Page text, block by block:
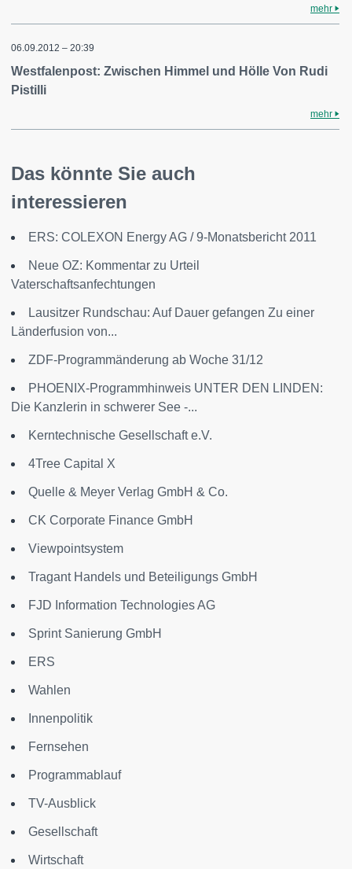
mehr
06.09.2012 – 20:39
Westfalenpost: Zwischen Himmel und Hölle Von Rudi
Pistilli
mehr
Das könnte Sie auch
interessieren
ERS: COLEXON Energy AG / 9-Monatsbericht 2011
Neue OZ: Kommentar zu Urteil
Vaterschaftsanfechtungen
Lausitzer Rundschau: Auf Dauer gefangen Zu einer
Länderfusion von...
ZDF-Programmänderung ab Woche 31/12
PHOENIX-Programmhinweis UNTER DEN LINDEN:
Die Kanzlerin in schwerer See -...
Kerntechnische Gesellschaft e.V.
4Tree Capital X
Quelle & Meyer Verlag GmbH & Co.
CK Corporate Finance GmbH
Viewpointsystem
Tragant Handels und Beteiligungs GmbH
FJD Information Technologies AG
Sprint Sanierung GmbH
ERS
Wahlen
Innenpolitik
Fernsehen
Programmablauf
TV-Ausblick
Gesellschaft
Wirtschaft